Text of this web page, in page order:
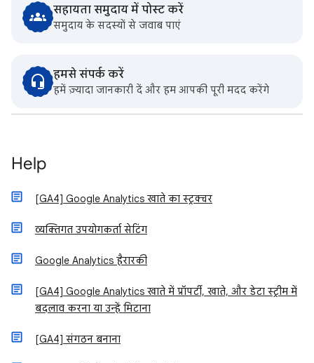
सहायता समुदाय में पोस्ट करें
समुदाय के सदस्यों से जवाब पाएं
हमसे संपर्क करें
हमें ज़्यादा जानकारी दें और हम आपकी पूरी मदद करेंगे
Help
[GA4] Google Analytics खाते का स्ट्रक्चर
व्यक्तिगत उपयोगकर्ता सेटिंग
Google Analytics हैरारकी
[GA4] Google Analytics खाते में प्रॉपर्टी, खाते, और डेटा स्ट्रीम में
बदलाव करना या उन्हें मिटाना
[GA4] संगठन बनाना